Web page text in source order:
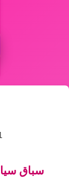
21
سباق